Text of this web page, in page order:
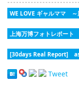
WE LOVE ギャルママ ～
上海万博フォトレポート
[30days Real Report]
Tweet